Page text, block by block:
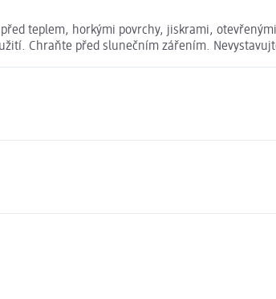
teplem, horkými povrchy, jiskrami,
Chraňte před slunečním zářením.